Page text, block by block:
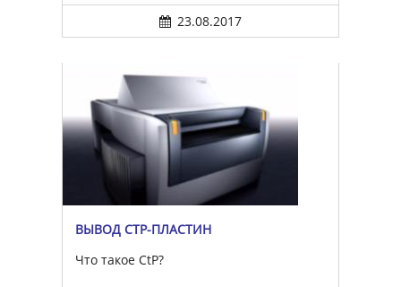
23.08.2017
ВЫВОД CTP-ПЛАСТИН
Что такое CtP?